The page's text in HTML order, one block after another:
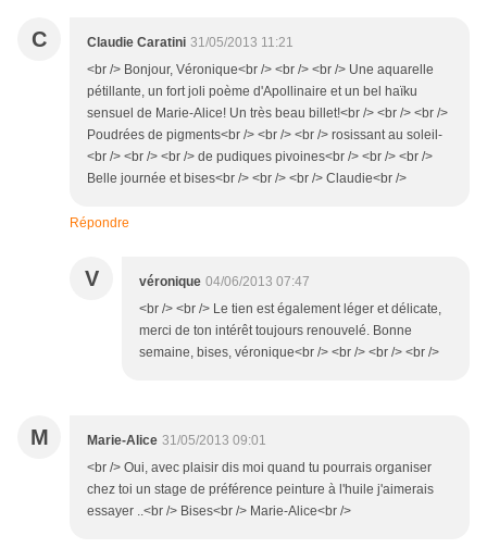
C Claudie Caratini 31/05/2013 11:21
<br /> Bonjour, Véronique<br /> <br /> <br /> Une aquarelle
pétillante, un fort joli poème d'Apollinaire et un bel haïku
sensuel de Marie-Alice! Un très beau billet!<br /> <br /> <br />
Poudrées de pigments<br /> <br /> <br /> rosissant au soleil-
<br /> <br /> <br /> de pudiques pivoines<br /> <br /> <br />
Belle journée et bises<br /> <br /> <br /> Claudie<br />
Répondre
V véronique 04/06/2013 07:47
<br /> <br /> Le tien est également léger et délicate,
merci de ton intérêt toujours renouvelé. Bonne
semaine, bises, véronique<br /> <br /> <br /> <br />
M Marie-Alice 31/05/2013 09:01
<br /> Oui, avec plaisir dis moi quand tu pourrais organiser
chez toi un stage de préférence peinture à l'huile j'aimerais
essayer ..<br /> Bises<br /> Marie-Alice<br />